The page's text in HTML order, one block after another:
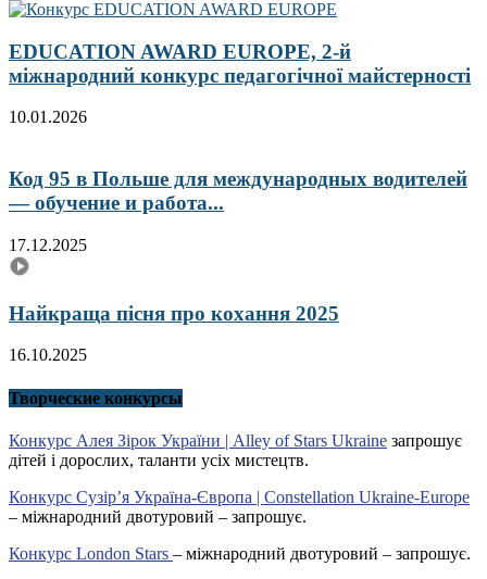
EDUCATION AWARD EUROPE, 2-й
міжнародний конкурс педагогічної майстерності
10.01.2026
Код 95 в Польше для международных водителей
— обучение и работа...
17.12.2025
Найкраща пісня про кохання 2025
16.10.2025
Творческие конкурсы
Конкурс Алея Зірок України | Alley of Stars Ukraine запрошує
дітей і дорослих, таланти усіх мистецтв.
Конкурс Сузір’я Україна-Європа | Constellation Ukraine-Europe
– міжнародний двотуровий – запрошує.
Конкурс London Stars – міжнародний двотуровий – запрошує.